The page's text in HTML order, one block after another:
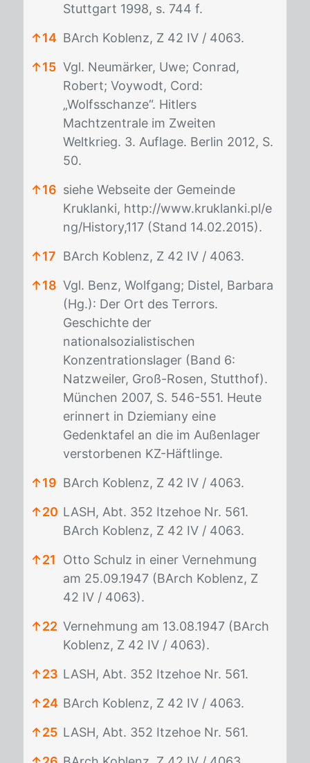
Stuttgart 1998, s. 744 f.
↑14 BArch Koblenz, Z 42 IV / 4063.
↑15 Vgl. Neumärker, Uwe; Conrad,
Robert; Voywodt, Cord:
„Wolfsschanze“. Hitlers
Machtzentrale im Zweiten
Weltkrieg. 3. Auflage. Berlin 2012, S.
50.
↑16 siehe Webseite der Gemeinde
Kruklanki, http://www.kruklanki.pl/e
ng/History,117 (Stand 14.02.2015).
↑17 BArch Koblenz, Z 42 IV / 4063.
↑18 Vgl. Benz, Wolfgang; Distel, Barbara
(Hg.): Der Ort des Terrors.
Geschichte der
nationalsozialistischen
Konzentrationslager (Band 6:
Natzweiler, Groß-Rosen, Stutthof).
München 2007, S. 546-551. Heute
erinnert in Dziemiany eine
Gedenktafel an die im Außenlager
verstorbenen KZ-Häftlinge.
↑19 BArch Koblenz, Z 42 IV / 4063.
↑20 LASH, Abt. 352 Itzehoe Nr. 561.
BArch Koblenz, Z 42 IV / 4063.
↑21
Otto Schulz in einer Vernehmung
am 25.09.1947 (BArch Koblenz, Z
42 IV / 4063).
↑22 Vernehmung am 13.08.1947 (BArch
Koblenz, Z 42 IV / 4063).
↑23 LASH, Abt. 352 Itzehoe Nr. 561.
↑24 BArch Koblenz, Z 42 IV / 4063.
↑25 LASH, Abt. 352 Itzehoe Nr. 561.